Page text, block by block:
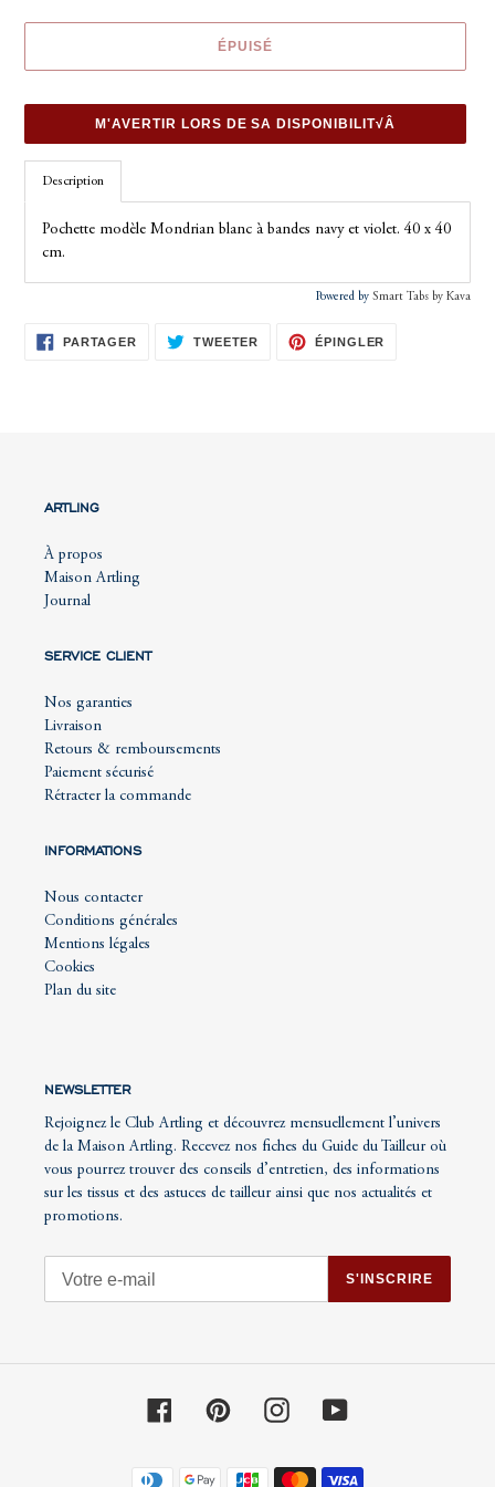
ÉPUISÉ
M'AVERTIR LORS DE SA DISPONIBILIT√Â
Ajout
d'un
votre
panier
Description
Pochette modèle Mondrian blanc à bandes navy et violet. 40 x 40
cm.
Powered by Smart Tabs by Kava
PARTAGER PARTAGERTWEETER TWEETERÉPINGLER
ARTLING
À propos
Maison Artling
Journal
SERVICE CLIENT
Nos garanties
Livraison
Retours & remboursements
Paiement sécurisé
Rétracter la commande
INFORMATIONS
Nous contacter
Conditions générales
Mentions légales
Cookies
Plan du site
NEWSLETTER
Rejoignez le Club Artling et découvrez mensuellement l’univers
de la Maison Artling. Recevez nos fiches du Guide du Tailleur où
vous pourrez trouver des conseils d’entretien, des informations
sur les tissus et des astuces de tailleur ainsi que nos actualités et
promotions.
S'INSCRIRE
FacebookPinterest Instagram
Moyens